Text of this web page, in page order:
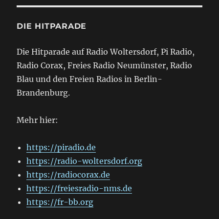
DIE HITPARADE
Die Hitparade auf Radio Woltersdorf, Pi Radio,
Radio Corax, Freies Radio Neumünster, Radio
Blau und den Freien Radios in Berlin-
Brandenburg.
Mehr hier:
https://piradio.de
https://radio-woltersdorf.org
https://radiocorax.de
https://freiesradio-nms.de
https://fr-bb.org